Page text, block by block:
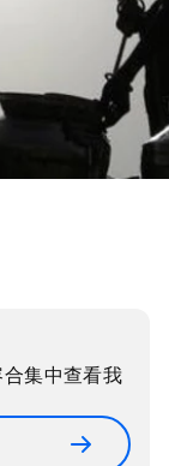
集中查看我